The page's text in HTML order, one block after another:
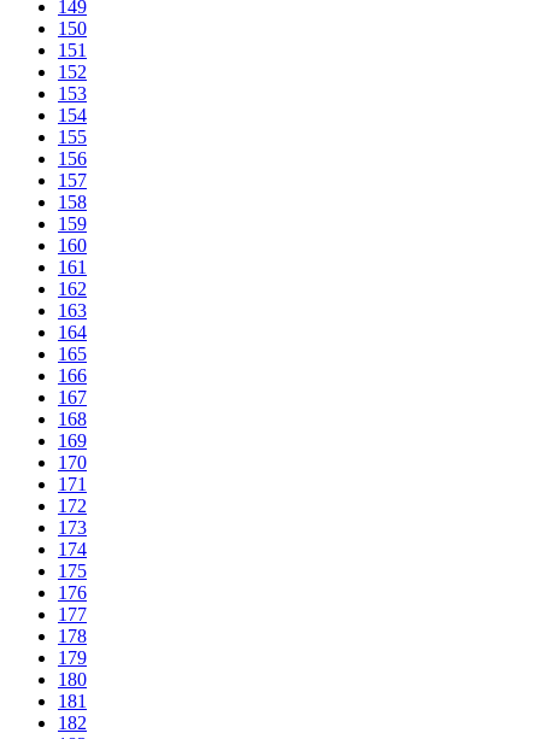
149
150
151
152
153
154
155
156
157
158
159
160
161
162
163
164
165
166
167
168
169
170
171
172
173
174
175
176
177
178
179
180
181
182